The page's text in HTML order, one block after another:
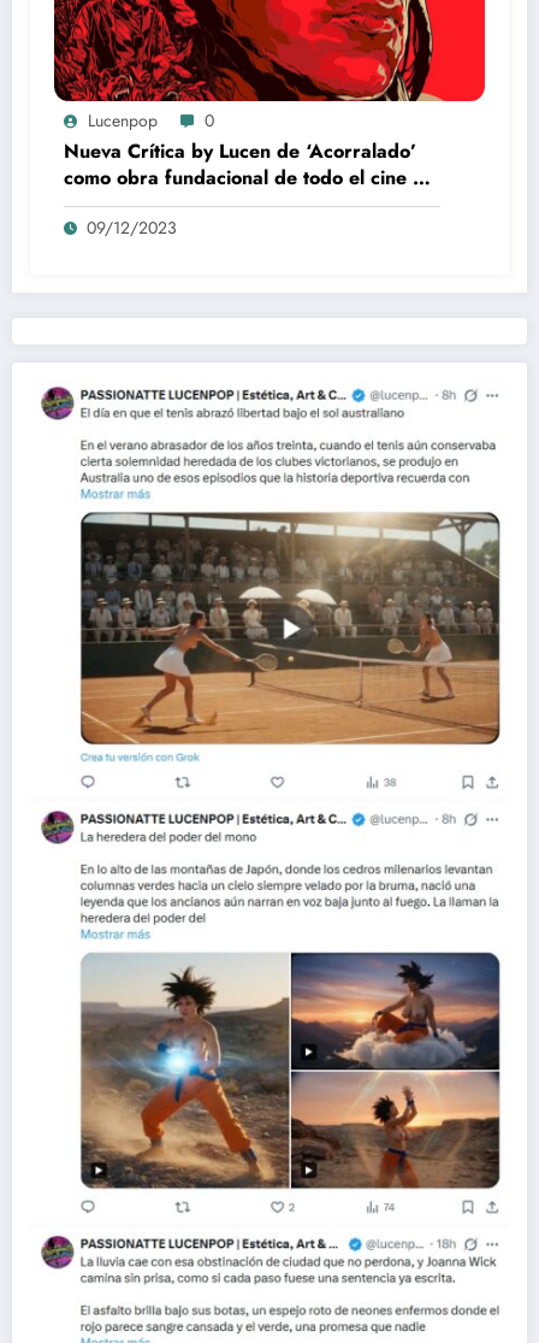
Lucenpop 0
Nueva Crítica by Lucen de ‘Acorralado’
como obra fundacional de todo el cine de
acción actual
09/12/2023